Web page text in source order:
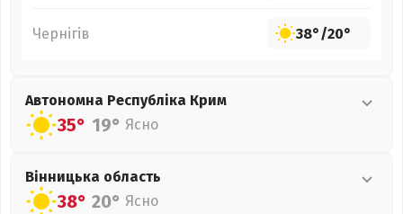
Чернігів 38°/20°
Автономна Республіка Крим
35° 19° Ясно
Вінницька область
38° 20° Ясно